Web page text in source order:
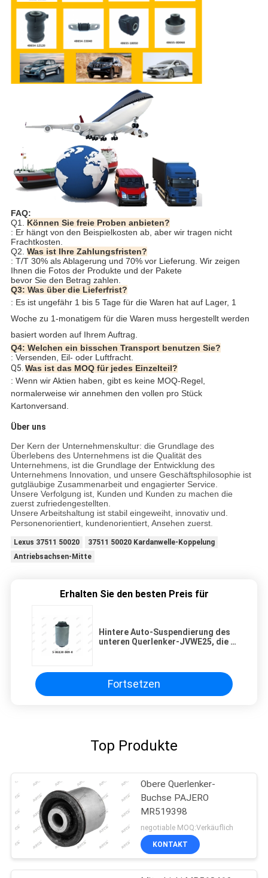
FAQ:
Q1. Können Sie freie Proben anbieten?
: Er hängt von den Beispielkosten ab, aber wir tragen nicht
Frachtkosten.
Q2. Was ist Ihre Zahlungsfristen?
: T/T 30% als Ablagerung und 70% vor Lieferung. Wir zeigen
Ihnen die Fotos der Produkte und der Pakete
bevor Sie den Betrag zahlen.
Q3: Was über die Lieferfrist?
: Es ist ungefähr 1 bis 5 Tage für die Waren hat auf Lager, 1
Woche zu 1-monatigem für die Waren muss hergestellt werden
basiert worden auf Ihrem Auftrag.
Q4: Welchen ein bisschen Transport benutzen Sie?
: Versenden, Eil- oder Luftfracht.
Q5. Was ist das MOQ für jedes Einzelteil?
: Wenn wir Aktien haben, gibt es keine MOQ-Regel,
normalerweise wir annehmen den vollen pro Stück
Kartonversand.
Über uns
Der Kern der Unternehmenskultur: die Grundlage des
Überlebens des Unternehmens ist die Qualität des
Unternehmens, ist die Grundlage der Entwicklung des
Unternehmens Innovation, und unsere Geschäftsphilosophie ist
gutgläubige Zusammenarbeit und engagierter Service.
Unsere Verfolgung ist, Kunden und Kunden zu machen die
zuerst zufriedengestellten.
Unsere Arbeitshaltung ist stabil eingeweiht, innovativ und.
Personenorientiert, kundenorientiert, Ansehen zuerst.
Lexus 37511 50020
37511 50020 Kardanwelle-Koppelung
Antriebsachsen-Mitte
Erhalten Sie den besten Preis für
Hintere Auto-Suspendierung des
unteren Querlenker-JVWE25, die 5
Fortsetzen
Top Produkte
Obere Querlenker-
Buchse PAJERO
MR519398
negotiable MOQ:Verkäuflich
KONTAKT